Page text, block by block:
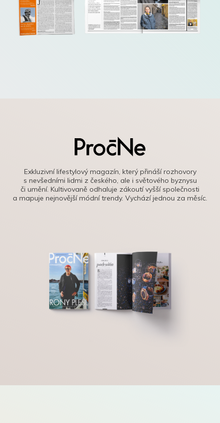
Exkluzivní lifestylový magazín, který přináší rozhovory
s nevšedními lidmi z českého, ale i světového byznysu
či umění. Kultivovaně odhaluje zákoutí vyšší společnosti
a mapuje nejnovější módní trendy. Vychází jednou za měsíc.